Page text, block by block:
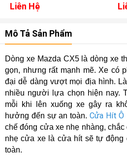
Liên Hệ
Mô Tả Sản Phẩm
Dòng xe Mazda CX5 là dòng xe
gọn, nhưng rất mạnh mẽ. Xe có
đại dễ dàng vượt mọi địa hình.
nhiều người lựa chọn hiện nay.
mỗi khi lên xuống xe gây ra
hưởng đến sự an toàn. Cửa Hít Ô
chế đóng cửa xe nhẹ nhàng,
nhẹ cửa xe là cửa hít sẽ tự động
toàn.